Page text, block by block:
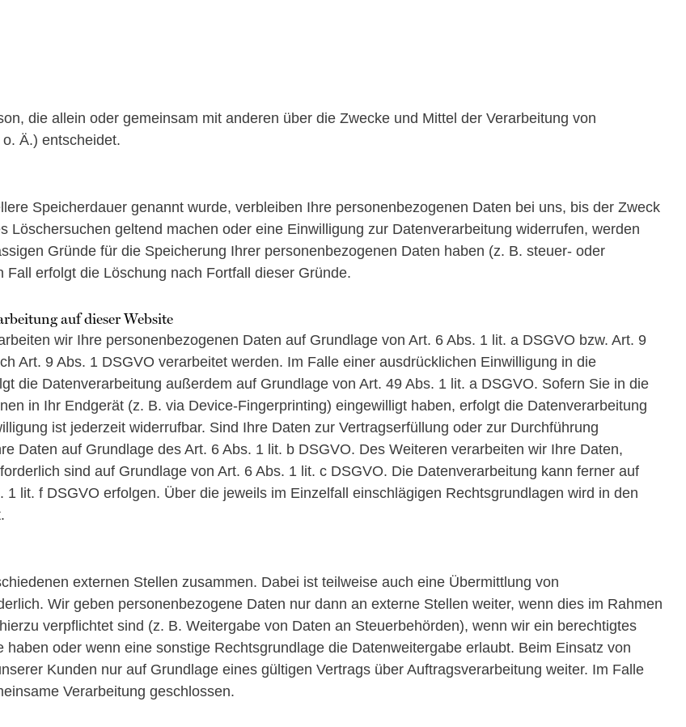
die allein oder gemeinsam mit anderen über die Zwecke und Mittel der Verarbeitung von
Ä.) entscheidet.
Speicherdauer genannt wurde, verbleiben Ihre personenbezogenen Daten bei uns, bis der Zweck
geltend machen oder eine Einwilligung zur Datenverarbeitung widerrufen, werden
Gründe für die Speicherung Ihrer personenbezogenen Daten haben (z. B. steuer- oder
erfolgt die Löschung nach Fortfall dieser Gründe.
auf dieser Website
wir Ihre personenbezogenen Daten auf Grundlage von Art. 6 Abs. 1 lit. a DSGVO bzw. Art. 9
Art. 9 Abs. 1 DSGVO verarbeitet werden. Im Falle einer ausdrücklichen Einwilligung in die
die Datenverarbeitung außerdem auf Grundlage von Art. 49 Abs. 1 lit. a DSGVO. Sofern Sie in die
in Ihr Endgerät (z. B. via Device-Fingerprinting) eingewilligt haben, erfolgt die Datenverarbeitung
ist jederzeit widerrufbar. Sind Ihre Daten zur Vertragserfüllung oder zur Durchführung
Daten auf Grundlage des Art. 6 Abs. 1 lit. b DSGVO. Des Weiteren verarbeiten wir Ihre Daten,
sind auf Grundlage von Art. 6 Abs. 1 lit. c DSGVO. Die Datenverarbeitung kann ferner auf
lit. f DSGVO erfolgen. Über die jeweils im Einzelfall einschlägigen Rechtsgrundlagen wird in den
externen Stellen zusammen. Dabei ist teilweise auch eine Übermittlung von
Wir geben personenbezogene Daten nur dann an externe Stellen weiter, wenn dies im Rahmen
verpflichtet sind (z. B. Weitergabe von Daten an Steuerbehörden), wenn wir ein berechtigtes
oder wenn eine sonstige Rechtsgrundlage die Datenweitergabe erlaubt. Beim Einsatz von
Kunden nur auf Grundlage eines gültigen Vertrags über Auftragsverarbeitung weiter. Im Falle
Verarbeitung geschlossen.